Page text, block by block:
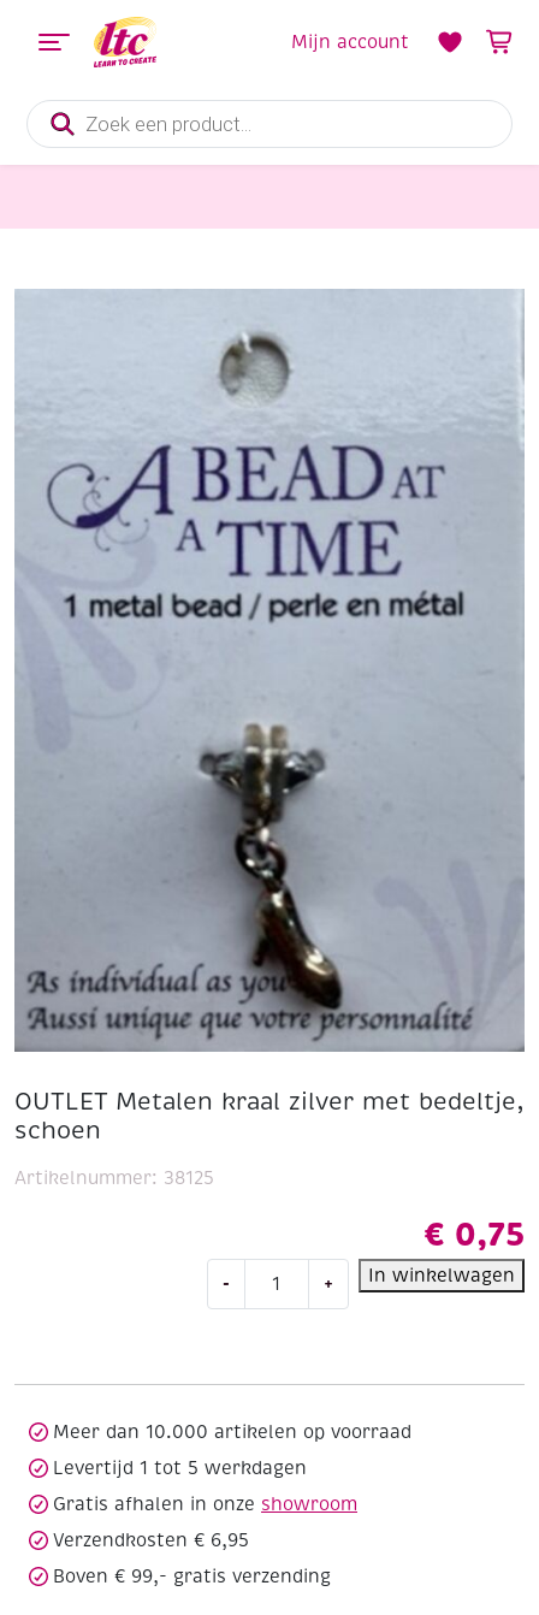
Producten
zoeken
Mijn account
OUTLET Metalen kraal zilver met bedeltje,
schoen
€ 0,75
-
Metalen
schoen
aantal
+ In winkelwagen
Artikelnummer: 38125
Meer dan 10.000 artikelen op voorraad
Levertijd 1 tot 5 werkdagen
Gratis afhalen in onze showroom
Verzendkosten € 6,95
Boven € 99,- gratis verzending